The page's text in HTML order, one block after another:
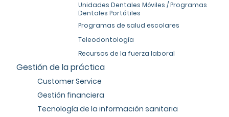
Unidades Dentales Móviles / Programas
Dentales Portátiles
Programas de salud escolares
Teleodontología
Recursos de la fuerza laboral
Gestión de la práctica
Customer Service
Gestión financiera
Tecnología de la información sanitaria